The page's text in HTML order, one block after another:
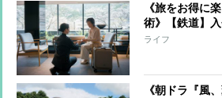
《旅をお得に
術》【鉄道】
オフ、【飛行
ライフ
《朝ドラ『風